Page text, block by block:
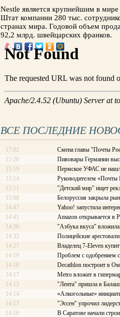
Nestle является крупнейшим в
Штат компании 280 тыс.
странах мира. Годовой объем
92,2 млрд. швейцарских франков.
ВСЕ ПОСЛЕДНИЕ
17:02
Смена главы "Почты
15:20
Пивовары Германии
15:19
Пермское УФАС не
15:14
Руководителем «Почты
15:11
"Детский мир" ищет
15:08
Белоруссия закрыла
14:47
Yahoo! запустила
14:41
Amazon открывается в
14:36
"Азбука вкуса"
14:35
Полицейские
14:27
Владелец 7-Eleven
14:19
Проблем с одобрением
14:18
Decathlon построит в
14:17
Меtrо вложит в
14:15
"Лента" пришла в
14:14
«Алкогольные»
14:13
"Эссен" упрочил
14:10
В Саратове начали